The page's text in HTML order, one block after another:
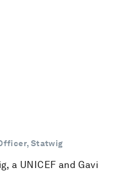
Statwig
a UNICEF and Gavi